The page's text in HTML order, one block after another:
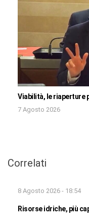
Viabilità, le riaperture
7 Agosto 2026
Correlati
8 Agosto 2026 - 18:54
Risorse idriche, più